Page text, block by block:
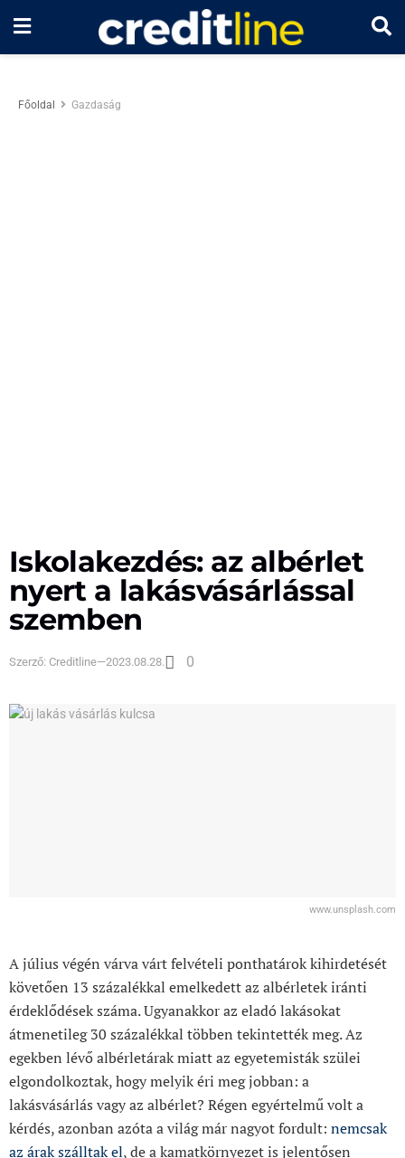
Főoldal Gazdaság
Iskolakezdés: az albérlet
nyert a lakásvásárlással
szemben
Szerző: Creditline—2023.08.28. 0
www.unsplash.com
A július végén várva várt felvételi ponthatárok kihirdetését
követően 13 százalékkal emelkedett az albérletek iránti
érdeklődések száma. Ugyanakkor az eladó lakásokat
átmenetileg 30 százalékkal többen tekintették meg. Az
egekben lévő albérletárak miatt az egyetemisták szülei
elgondolkoztak, hogy melyik éri meg jobban: a
lakásvásárlás vagy az albérlet? Régen egyértelmű volt a
kérdés, azonban azóta a világ már nagyot fordult: nemcsak
az árak szálltak el, de a kamatkörnyezet is jelentősen